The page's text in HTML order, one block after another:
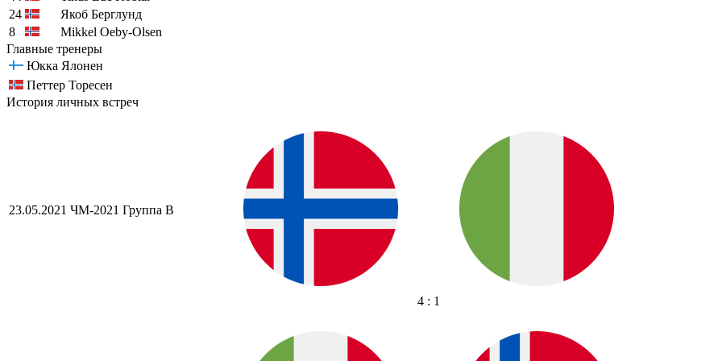
24
Якоб Берглунд
8
Mikkel Oeby-Olsen
Главные тренеры
Юкка Ялонен
Петтер Торесен
История личных встреч
23.05.2021 ЧМ-2021 Группа B
4 : 1